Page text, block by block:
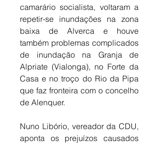
camarário socialista, voltaram a
repetir-se inundações na zona
baixa de Alverca e houve
também problemas complicados
de inundação na Granja de
Alpriate (Vialonga), no Forte da
Casa e no troço do Rio da Pipa
que faz fronteira com o concelho
de Alenquer.
Nuno Libório, vereador da CDU,
aponta os prejuízos causados